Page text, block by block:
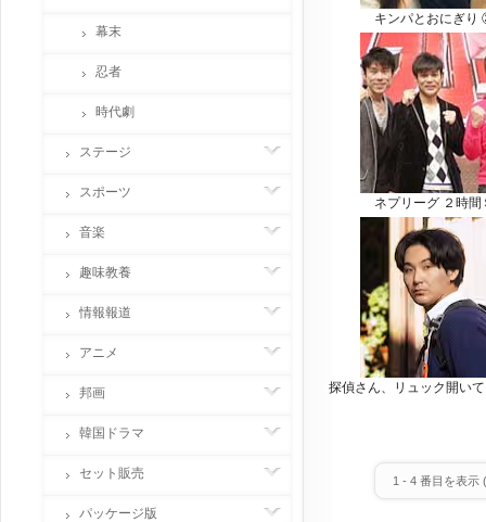
キンパとおにぎ
ネプリーグ ２時間
探偵さん、リュック開い
1 - 4 番目を表示 (
幕末
忍者
時代劇
ステージ
スポーツ
音楽
趣味教養
情報報道
アニメ
邦画
韓国ドラマ
セット販売
パッケージ版